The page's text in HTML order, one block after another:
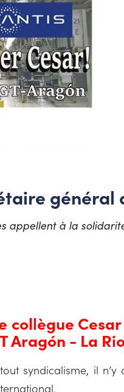
général
appellent à la
Aragón - La
syndicalisme, il